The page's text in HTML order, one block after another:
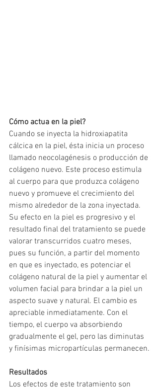
Cómo actua en la piel?
Cuando se inyecta la hidroxiapatita
cálcica en la piel, ésta inicia un proceso
llamado neocolagénesis o producción de
colágeno nuevo. Este proceso estimula
al cuerpo para que produzca colágeno
nuevo y promueve el crecimiento del
mismo alrededor de la zona inyectada.
Su efecto en la piel es progresivo y el
resultado final del tratamiento se puede
valorar transcurridos cuatro meses,
pues su función, a partir del momento
en que es inyectado, es potenciar el
colágeno natural de la piel y aumentar el
volumen facial para brindar a la piel un
aspecto suave y natural. El cambio es
apreciable inmediatamente. Con el
tiempo, el cuerpo va absorbiendo
gradualmente el gel, pero las diminutas
y finísimas micropartículas permanecen.
Resultados
Los efectos de este tratamiento son